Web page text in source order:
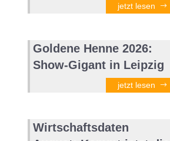
jetzt lesen
Goldene Henne 2026:
Show-Gigant in Leipzig
jetzt lesen
Wirtschaftsdaten